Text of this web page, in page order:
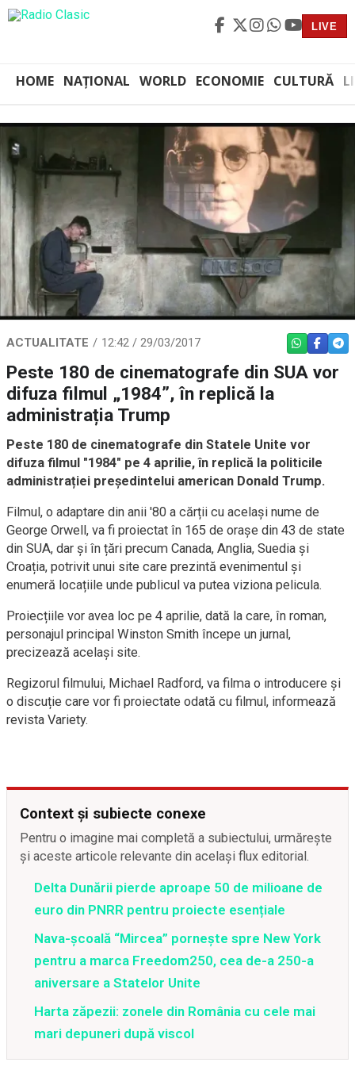
LIVE
HOME NAȚIONAL WORLD ECONOMIE CULTURĂ
ACTUALITATE 12:42 / 29/03/2017 WHATSAPP
Peste 180 de cinematografe din SUA vor
difuza filmul „1984”, în replică la
administrația Trump
Peste 180 de cinematografe din Statele Unite vor
difuza filmul "1984" pe 4 aprilie, în replică la politicile
administrației președintelui american Donald Trump.
Filmul, o adaptare din anii '80 a cărții cu același nume de
George Orwell, va fi proiectat în 165 de orașe din 43 de state
din SUA, dar și în țări precum Canada, Anglia, Suedia și
Croația, potrivit unui site care prezintă evenimentul și
enumeră locațiile unde publicul va putea viziona pelicula.
Proiecțiile vor avea loc pe 4 aprilie, dată la care, în roman,
personajul principal Winston Smith începe un jurnal,
precizează același site.
Regizorul filmului, Michael Radford, va filma o introducere și
o discuție care vor fi proiectate odată cu filmul, informează
revista Variety.
Context și subiecte conexe
Pentru o imagine mai completă a subiectului, urmărește
și aceste articole relevante din același flux editorial.
Delta Dunării pierde aproape 50 de milioane de
euro din PNRR pentru proiecte esențiale
Nava-școală “Mircea” pornește spre New York
pentru a marca Freedom250, cea de-a 250-a
aniversare a Statelor Unite
Harta zăpezii: zonele din România cu cele mai
mari depuneri după viscol